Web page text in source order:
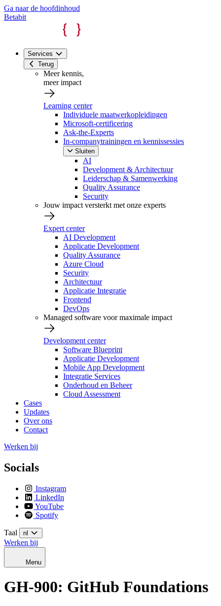
Ga naar de hoofdinhoud
Betabit
Services
Terug
Meer kennis,
meer impact
Learning center
Individuele maatwerkopleidingen
Microsoft-certificering
Ask-the-Experts
In-companytrainingen en kennissessies
Sluiten
AI
Development & Architectuur
Leiderschap & Samenwerking
Quality Assurance
Security
Jouw impact versterkt met onze experts
Expert center
AI Development
Applicatie Development
Quality Assurance
Azure Cloud
Security
Architectuur
Applicatie Integratie
Frontend
DevOps
Managed software voor maximale impact
Development center
Software Blueprint
Applicatie Development
Mobile App Development
Integratie Services
Onderhoud en Beheer
Cloud Assessment
Cases
Updates
Over ons
Contact
Werken bij
Socials
Instagram
LinkedIn
YouTube
Spotify
Taal nl
Werken bij
Menu
GH-900: GitHub Foundations